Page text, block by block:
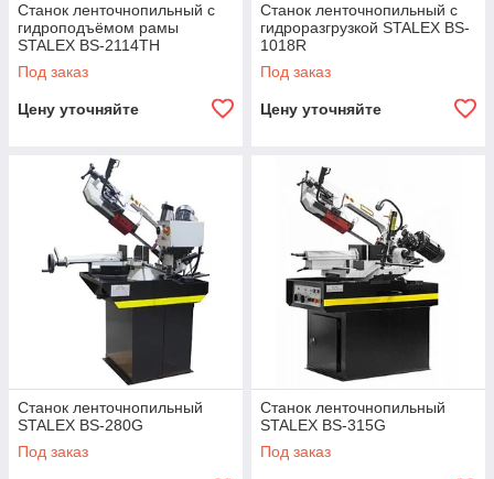
Станок ленточнопильный с
гидроподъёмом рамы
STALEX BS-2114ТH
Под заказ
Цену уточняйте
Станок ленточнопильный с
гидроразгрузкой STALEX BS-
1018R
Под заказ
Цену уточняйте
Станок ленточнопильный
STALEX BS-280G
Под заказ
Станок ленточнопильный
STALEX BS-315G
Под заказ